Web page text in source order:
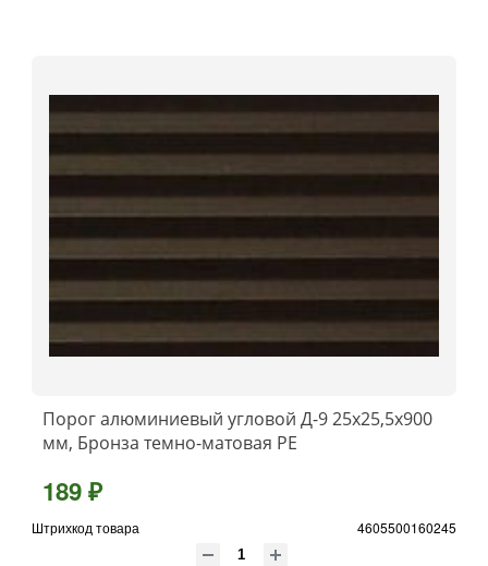
Порог алюминиевый угловой Д-9 25x25,5x900
мм, Бронза темно-матовая РЕ
189 ₽
Штрихкод товара 4605500160245